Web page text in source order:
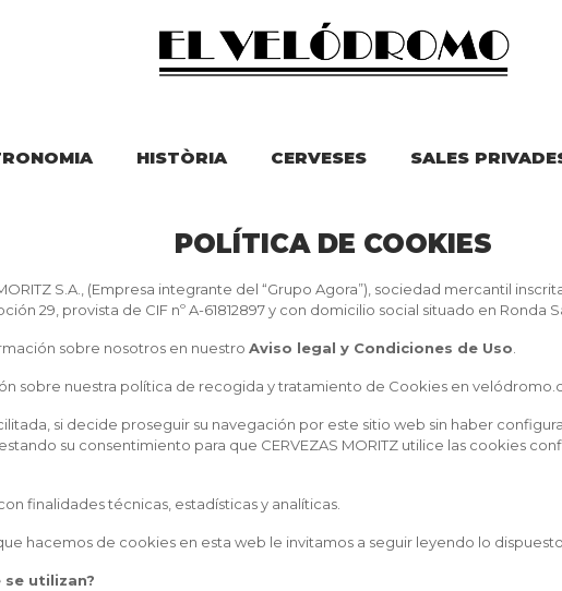
HISTÒRIA CERVESES SALES
POLÍTICA DE COOKIES
S.A., (Empresa integrante del “Grupo Agora”), sociedad mercantil
29, provista de CIF nº A-61812897 y con domicilio social situado en Ronda
sobre nosotros en nuestro Aviso legal y Condiciones de Uso
sobre nuestra política de recogida y tratamiento de Cookies en
si decide proseguir su navegación por este sitio web sin haber
su consentimiento para que CERVEZAS MORITZ utilice las cookies
finalidades técnicas, estadísticas y analíticas.
hacemos de cookies en esta web le invitamos a seguir leyendo lo
se utilizan?